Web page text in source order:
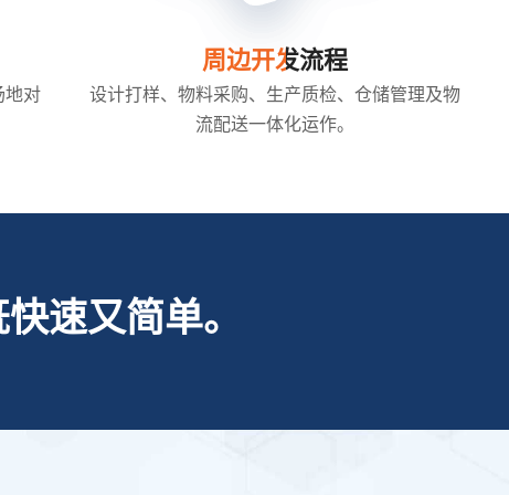
地对
周边开发流程
设计打样、物料采购、生产质检、仓储管理及物
流配送一体化运作。
速又简单。